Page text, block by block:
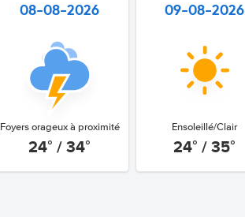
08-08-2026
Foyers orageux à proximité
24° / 34°
09-08-2026
Ensoleillé/Clair
24° / 35°